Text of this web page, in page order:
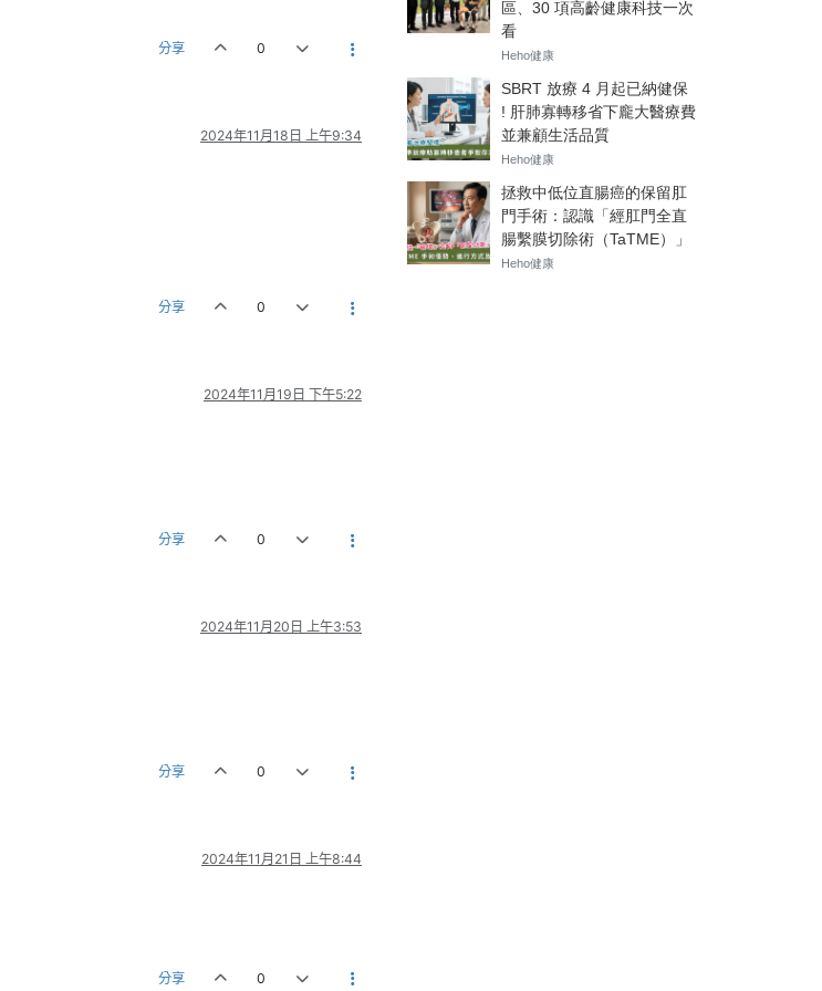
分享 0
2024年11月18日 上午9:34
分享 0
2024年11月19日 下午5:22
分享 0
2024年11月20日 上午3:53
分享 0
2024年11月21日 上午8:44
分享 0